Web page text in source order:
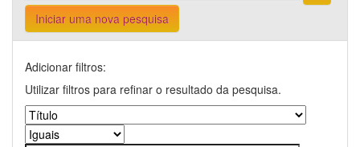
Iniciar uma nova pesquisa
Adicionar filtros:
Utilizar filtros para refinar o resultado da pesquisa.